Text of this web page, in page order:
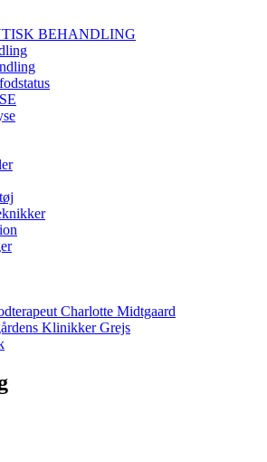
BEHANDLING
Charlotte Midtgaard
Klinikker Grejs